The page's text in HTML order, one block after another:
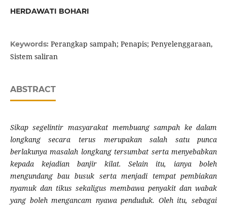
HERDAWATI BOHARI
Keywords: Perangkap sampah; Penapis; Penyelenggaraan,
Sistem saliran
ABSTRACT
Sikap segelintir masyarakat membuang sampah ke dalam
longkang secara terus merupakan salah satu punca
berlakunya masalah longkang tersumbat serta menyebabkan
kepada kejadian banjir kilat. Selain itu, ianya boleh
mengundang bau busuk serta menjadi tempat pembiakan
nyamuk dan tikus sekaligus membawa penyakit dan wabak
yang boleh mengancam nyawa penduduk. Oleh itu, sebagai